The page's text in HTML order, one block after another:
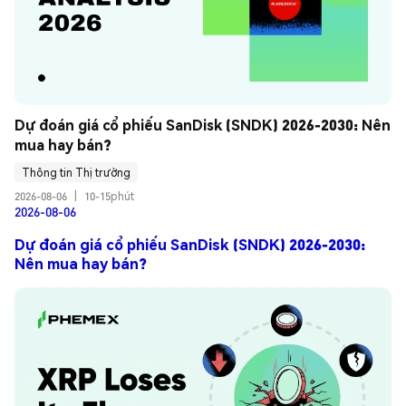
Dự đoán giá cổ phiếu SanDisk (SNDK) 2026-2030: Nên
mua hay bán?
Thông tin Thị trường
2026-08-06
10-15phút
2026-08-06
Dự đoán giá cổ phiếu SanDisk (SNDK) 2026-2030:
Nên mua hay bán?